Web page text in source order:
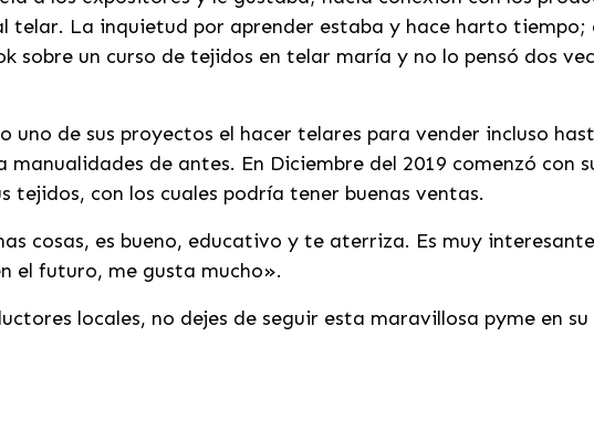
La inquietud por aprender estaba y hace harto tiempo;
sobre un curso de tejidos en telar maría y no lo pensó dos
uno de sus proyectos el hacer telares para vender incluso
manualidades de antes. En Diciembre del 2019 comenzó con
tejidos, con los cuales podría tener buenas ventas.
cosas, es bueno, educativo y te aterriza. Es muy
el futuro, me gusta mucho».
locales, no dejes de seguir esta maravillosa pyme en